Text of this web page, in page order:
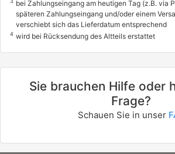
bei Zahlungseingang am heutigen Tag (z.B. via
späteren Zahlungseingang und/oder einem
verschiebt sich das Lieferdatum entsprechend
4 wird bei Rücksendung des Altteils erstattet
Sie brauchen Hilfe oder
Frage?
Schauen Sie in unser